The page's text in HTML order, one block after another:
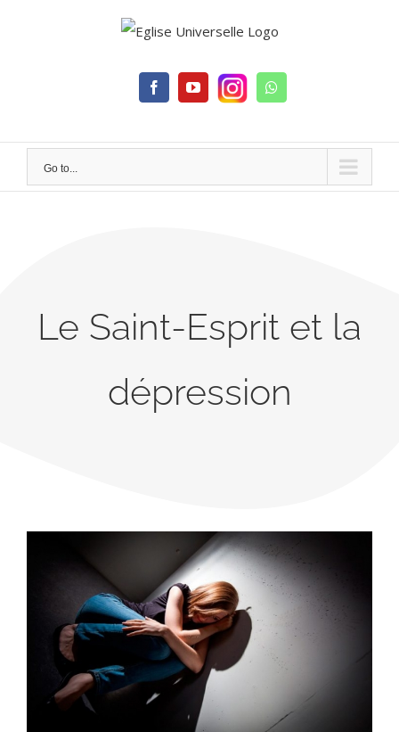
FacebookYouTube
Go to...
Le Saint-Esprit et la
dépression